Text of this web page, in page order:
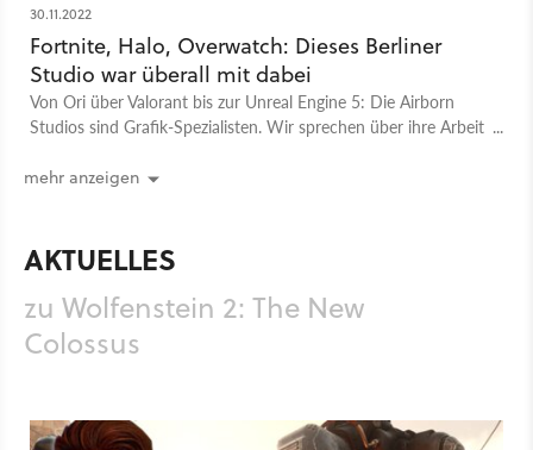
30.11.2022
Fortnite, Halo, Overwatch: Dieses Berliner
Studio war überall mit dabei
Von Ori über Valorant bis zur Unreal Engine 5: Die Airborn
Studios sind Grafik-Spezialisten. Wir sprechen über ihre Arbeit
mehr anzeigen
AKTUELLES
zu Wolfenstein 2: The New
Colossus